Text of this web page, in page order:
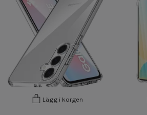
Lägg i korgen